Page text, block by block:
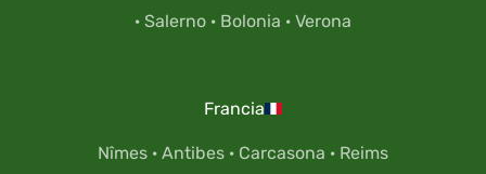
· Salerno · Bolonia · Verona
Francia
Nîmes · Antibes · Carcasona · Reims